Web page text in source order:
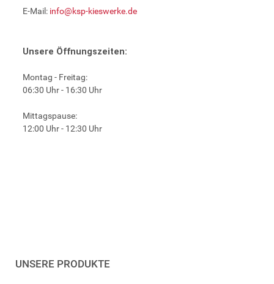
E-Mail: info@ksp-kieswerke.de
Unsere Öffnungszeiten:
Montag - Freitag:
06:30 Uhr - 16:30 Uhr
Mittagspause:
12:00 Uhr - 12:30 Uhr
UNSERE PRODUKTE